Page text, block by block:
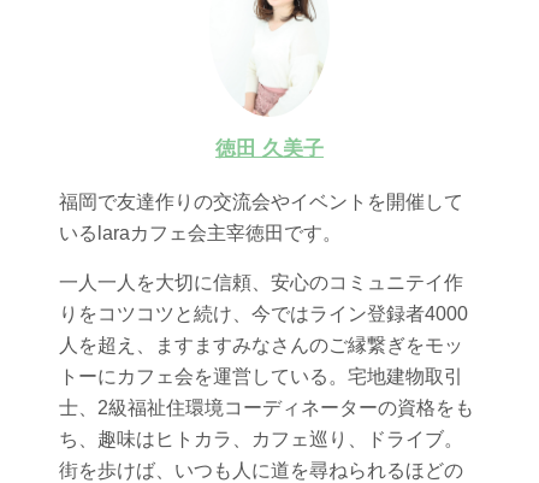
徳田 久美子
福岡で友達作りの交流会やイベントを開催して
いるlaraカフェ会主宰徳田です。
一人一人を大切に信頼、安心のコミュニテイ作
りをコツコツと続け、今ではライン登録者4000
人を超え、ますますみなさんのご縁繋ぎをモッ
トーにカフェ会を運営している。宅地建物取引
士、2級福祉住環境コーディネーターの資格をも
ち、趣味はヒトカラ、カフェ巡り、ドライブ。
街を歩けば、いつも人に道を尋ねられるほどの